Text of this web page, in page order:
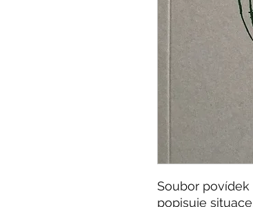
Soubor
popisuje